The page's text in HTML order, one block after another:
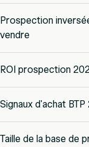
Prospection
vendre
ROI prospection
Signaux d'achat
Taille de la base de